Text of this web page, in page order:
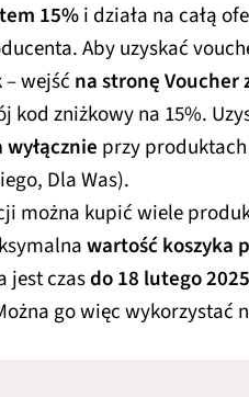
15%i działa na całą
Aby uzyskać
wejść na stronę Voucher
kod zniżkowy na 15%.
wyłącznie przy
Dla Was).
można kupić wiele
wartość koszyka
jest czasdo 18 lutego 2025
go więc wykorzystać